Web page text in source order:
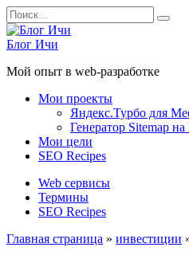
Перейти
к
содержанию
Search
for:
Блог Ичи
Мой опыт в web-разработке
Мои проекты
Яндекс.Турбо для
Генератор Sitemap на
Мои цели
SEO Recipes
Web сервисы
Термины
SEO Recipes
Главная страница » инвестиции